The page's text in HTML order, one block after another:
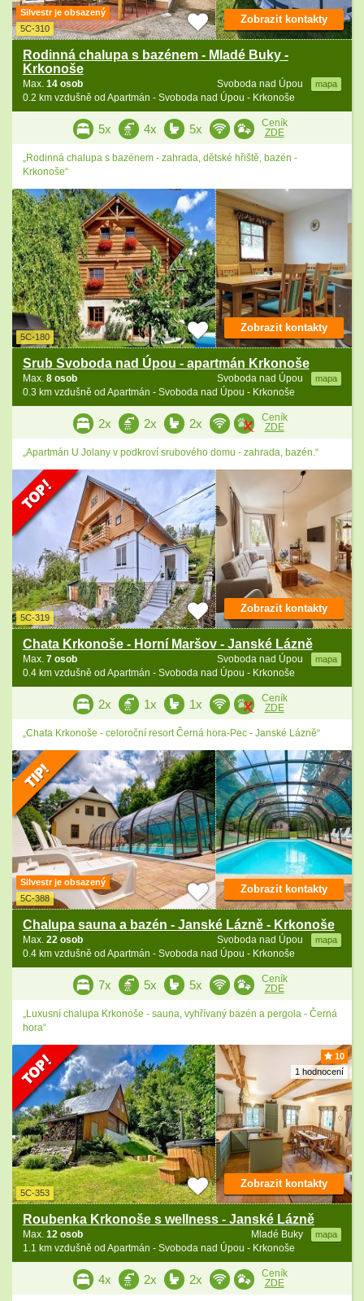
Silvestr je obsazený
5C-310
Rodinná chalupa s bazénem - Mladé Buky -
Krkonoše
Svoboda nad Úpou mapa
Max. 14 osob
0.2 km vzdušně od Apartmán - Svoboda nad Úpou - Krkonoše
Zobrazit kontakty
5x 4x 5x
Ceník
ZDE
„Rodinná chalupa s bazénem - zahrada, dětské hřiště, bazén -
Krkonoše“
5C-180
Srub Svoboda nad Úpou - apartmán Krkonoše
Svoboda nad Úpou mapa
Max. 8 osob
0.3 km vzdušně od Apartmán - Svoboda nad Úpou - Krkonoše
Zobrazit kontakty
2x 2x 2x
Ceník
ZDE
„Apartmán U Jolany v podkroví srubového domu - zahrada, bazén.“
5C-319
Chata Krkonoše - Horní Maršov - Janské Lázně
Svoboda nad Úpou mapa
Max. 7 osob
0.4 km vzdušně od Apartmán - Svoboda nad Úpou - Krkonoše
Zobrazit kontakty
2x 1x 1x
Ceník
ZDE
„Chata Krkonoše - celoroční resort Černá hora-Pec - Janské Lázně“
Silvestr je obsazený
5C-388
Chalupa sauna a bazén - Janské Lázně - Krkonoše
Svoboda nad Úpou mapa
Max. 22 osob
0.4 km vzdušně od Apartmán - Svoboda nad Úpou - Krkonoše
Zobrazit kontakty
7x 5x 5x
Ceník
ZDE
„Luxusní chalupa Krkonoše - sauna, vyhřívaný bazén a pergola - Černá
hora“
10
1 hodnocení
5C-353
Roubenka Krkonoše s wellness - Janské Lázně
Mladé Buky mapa
Max. 12 osob
1.1 km vzdušně od Apartmán - Svoboda nad Úpou - Krkonoše
Zobrazit kontakty
4x 2x 2x
Ceník
ZDE